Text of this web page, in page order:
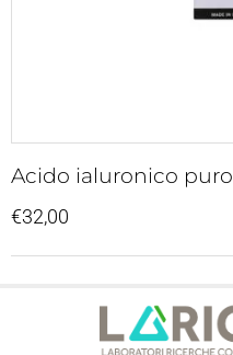
Acido ialuronico puro
€32,00